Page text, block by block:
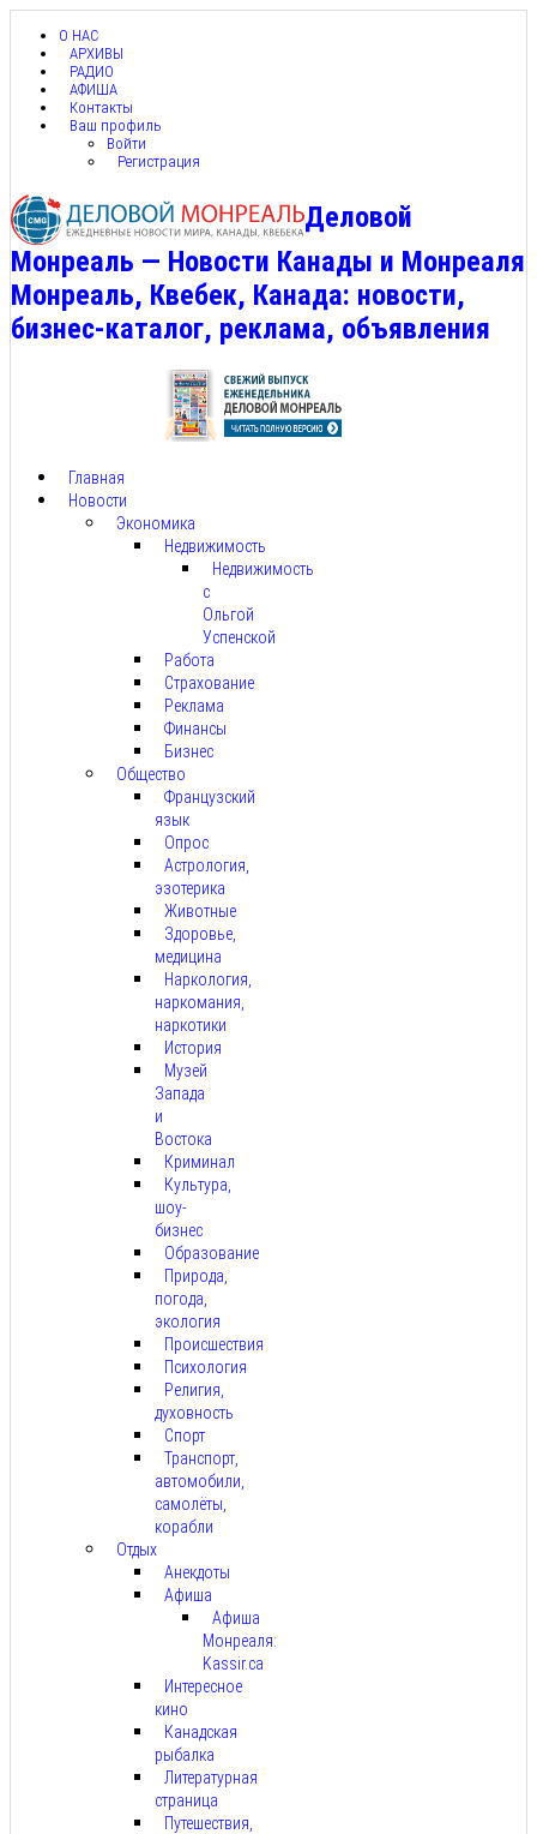
О НАС
АРХИВЫ
РАДИО
АФИША
Контакты
Ваш профиль
Войти
Регистрация
Деловой
Монреаль — Новости Канады и Монреаля
Монреаль, Квебек, Канада: новости,
бизнес-каталог, реклама, объявления
Главная
Новости
Экономика
Недвижимость
Недвижимость
с
Ольгой
Успенской
Работа
Страхование
Реклама
Финансы
Бизнес
Общество
Французский
язык
Опрос
Астрология,
эзотерика
Животные
Здоровье,
медицина
Наркология,
наркомания,
наркотики
История
Музей
Запада
и
Востока
Криминал
Культура,
шоу-
бизнес
Образование
Природа,
погода,
экология
Происшествия
Психология
Религия,
духовность
Спорт
Транспорт,
автомобили,
самолёты,
корабли
Отдых
Анекдоты
Афиша
Афиша
Монреаля:
Kassir.ca
Интересное
кино
Канадская
рыбалка
Литературная
страница
Путешествия,